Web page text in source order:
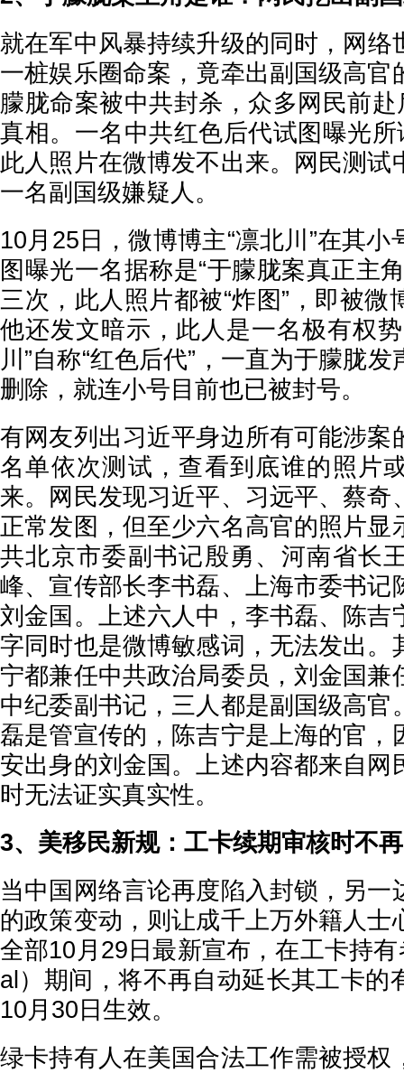
就在军中风暴持续升级的同时，网
一桩娱乐圈命案，竟牵出副国级高官
朦胧命案被中共封杀，众多网民前赴
真相。一名中共红色后代试图曝光所
此人照片在微博发不出来。网民测试
一名副国级嫌疑人。
10月25日，微博博主“凛北川”在其
图曝光一名据称是“于朦胧案真正主
三次，此人照片都被“炸图”，即被微
他还发文暗示，此人是一名极有权
川”自称“红色后代”，一直为于朦胧
删除，就连小号目前也已被封号。
有网友列出习近平身边所有可能涉案
名单依次测试，查看到底谁的照片
来。网民发现习近平、习远平、蔡奇
正常发图，但至少六名高官的照片显
共北京市委副书记殷勇、河南省长
峰、宣传部长李书磊、上海市委书记
刘金国。上述六人中，李书磊、陈吉
字同时也是微博敏感词，无法发出。
宁都兼任中共政治局委员，刘金国兼
中纪委副书记，三人都是副国级高官
磊是管宣传的，陈吉宁是上海的官，
安出身的刘金国。上述内容都来自网
时无法证实真实性。
3、美移民新规：工卡续期审核时不
当中国网络言论再度陷入封锁，另一
的政策变动，则让成千上万外籍人士
全部10月29日最新宣布，在工卡持
al）期间，将不再自动延长其工卡的
10月30日生效。
绿卡持有人在美国合法工作需被授权